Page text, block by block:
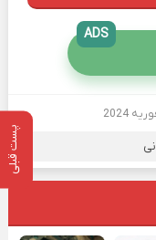
پست قبلی
ADS